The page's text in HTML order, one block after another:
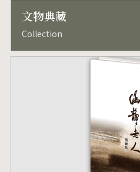
文物典藏
Collection